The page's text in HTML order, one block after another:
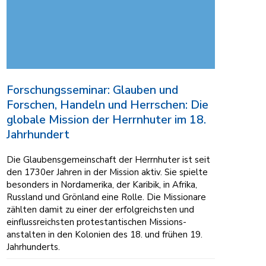
Forschungsseminar: Glauben und
Forschen, Handeln und Herrschen: Die
globale Mission der Herrnhuter im 18.
Jahrhundert
Die Glau­bens­gemein­schaft der Herrn­huter ist seit
den 1730er Jahren in der Mission aktiv. Sie spielte
besonders in Nord­amerika, der Karibik, in Afrika,
Russland und Grönland eine Rolle. Die Missionare
zähl­ten damit zu einer der erfolg­reichsten und
einfluss­reichsten protestan­tischen Missions­
anstalten in den Kolonien des 18. und frühen 19.
Jahr­hunderts.